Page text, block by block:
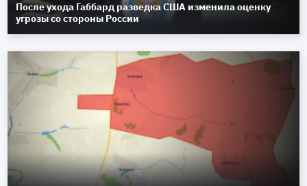
После ухода Габбард разведка США изменила оценку
угрозы со стороны России